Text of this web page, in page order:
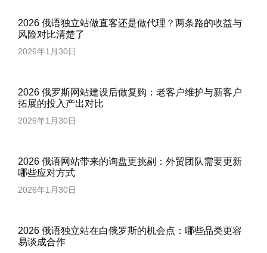
2026 俄语独立站做直客还是做代理？两条路的收益与
风险对比清楚了
2026年1月30日
2026 俄罗斯网站建设后做复购：老客户维护与新客户
拓展的投入产出对比
2026年1月30日
2026 俄语网站带来的询盘更挑剔：外贸团队需要更新
哪些应对方式
2026年1月30日
2026 俄语独立站在白俄罗斯的机会点：哪些品类更容
易谈成合作